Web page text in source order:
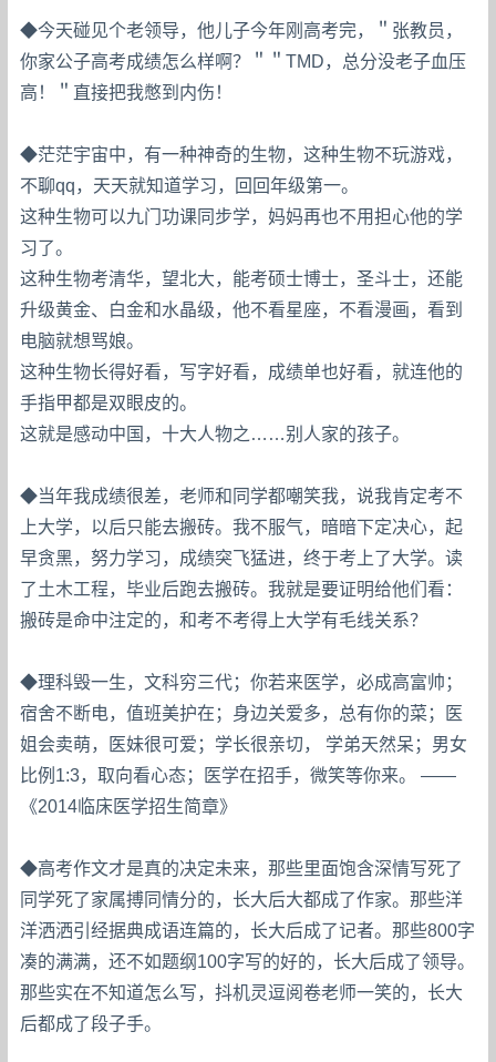
◆今天碰见个老领导，他儿子今年刚高考完，＂张教员，
你家公子高考成绩怎么样啊？＂＂TMD，总分没老子血压
高！＂直接把我憋到内伤！
◆茫茫宇宙中，有一种神奇的生物，这种生物不玩游戏，
不聊qq，天天就知道学习，回回年级第一。
这种生物可以九门功课同步学，妈妈再也不用担心他的学
习了。
这种生物考清华，望北大，能考硕士博士，圣斗士，还能
升级黄金、白金和水晶级，他不看星座，不看漫画，看到
电脑就想骂娘。
这种生物长得好看，写字好看，成绩单也好看，就连他的
手指甲都是双眼皮的。
这就是感动中国，十大人物之……别人家的孩子。
◆当年我成绩很差，老师和同学都嘲笑我，说我肯定考不
上大学，以后只能去搬砖。我不服气，暗暗下定决心，起
早贪黑，努力学习，成绩突飞猛进，终于考上了大学。读
了土木工程，毕业后跑去搬砖。我就是要证明给他们看：
搬砖是命中注定的，和考不考得上大学有毛线关系？
◆理科毁一生，文科穷三代；你若来医学，必成高富帅；
宿舍不断电，值班美护在；身边关爱多，总有你的菜；医
姐会卖萌，医妹很可爱；学长很亲切， 学弟天然呆；男女
比例1:3，取向看心态；医学在招手，微笑等你来。 ——
《2014临床医学招生简章》
◆高考作文才是真的决定未来，那些里面饱含深情写死了
同学死了家属搏同情分的，长大后大都成了作家。那些洋
洋洒洒引经据典成语连篇的，长大后成了记者。那些800字
凑的满满，还不如题纲100字写的好的，长大后成了领导。
那些实在不知道怎么写，抖机灵逗阅卷老师一笑的，长大
后都成了段子手。